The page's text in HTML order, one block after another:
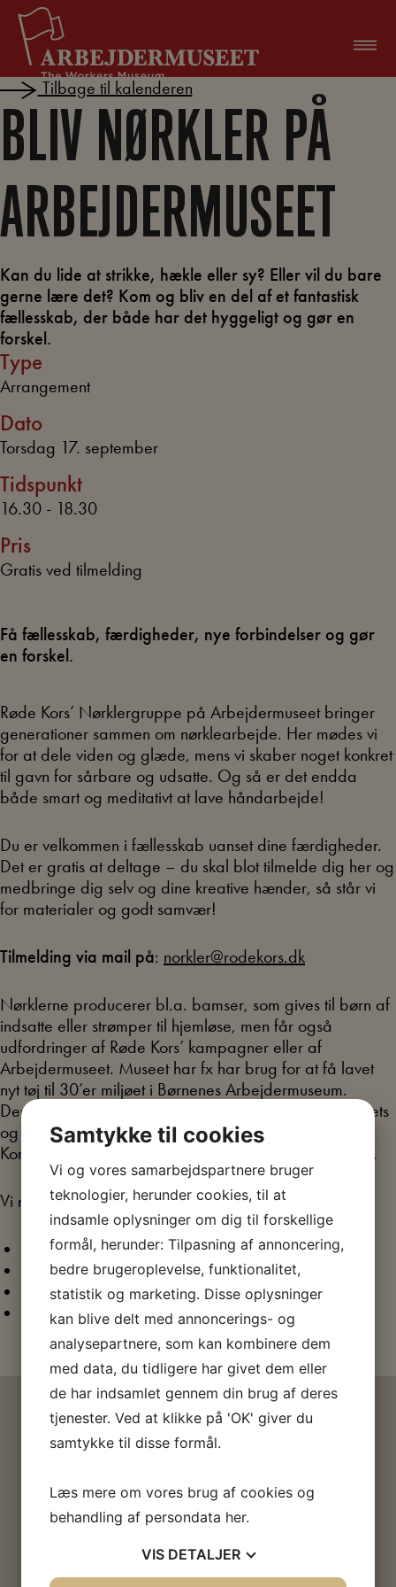
Hop
indholdet
Tilbage til kalenderen
BLIV NØRKLER PÅ
ARBEJDERMUSEET
Kan du lide at strikke, hækle eller sy? Eller vil du bare
gerne lære det? Kom og bliv en del af et fantastisk
fællesskab, der både har det hyggeligt og gør en
forskel.
Type
Arrangement
Dato
Torsdag 17. september
Tidspunkt
16.30 - 18.30
Pris
Gratis ved tilmelding
Få fællesskab, færdigheder, nye forbindelser og gør
en forskel.
Røde Kors’ Nørklergruppe på Arbejdermuseet bringer
generationer sammen om nørklearbejde. Her mødes vi
for at dele viden og glæde, mens vi skaber noget konkret
til gavn for sårbare og udsatte. Og så er det endda
både smart og meditativt at lave håndarbejde!
Du er velkommen i fællesskab uanset dine færdigheder.
Det er gratis at deltage – du skal blot tilmelde dig her og
medbringe dig selv og dine kreative hænder, så står vi
for materialer og godt samvær!
Tilmelding via mail på: norkler@rodekors.dk
Nørklerne producerer bl.a. bamser, som gives til børn af
indsatte eller strømper til hjemløse, men får også
udfordringer af Røde Kors’ kampagner eller af
Arbejdermuseet. Museet har fx har brug for at få lavet
nyt tøj til 30’er miljøet i Børnenes Arbejdermuseum.
Derudover nørkles der bl.a. karklude til Arbejdermuseets
og Røde Kors’ butikker, hvor alt indtjening går til Røde
Kors’ hjælpearbejde både i Danmark og ude i verden.
Vi nørkler på Arbejdermuseettorsdag i lige uger
17. september
1., 15. og 29. oktober
12. og 26. november
10. december
HVIS DU SYNES, EMNET ER
UDSTILLINGER
ALTING BEGYNDER MED EN SANG
Samtykke til cookies
Vi og vores samarbejdspartnere bruger
teknologier, herunder cookies, til at
indsamle oplysninger om dig til forskellige
formål, herunder: Tilpasning af annoncering,
bedre brugeroplevelse, funktionalitet,
statistik og marketing. Disse oplysninger
kan blive delt med annoncerings- og
analysepartnere, som kan kombinere dem
med data, du tidligere har givet dem eller
de har indsamlet gennem din brug af deres
tjenester. Ved at klikke på 'OK' giver du
samtykke til disse formål.
Læs mere om vores brug af cookies og
behandling af persondata her.
VIS DETALJER